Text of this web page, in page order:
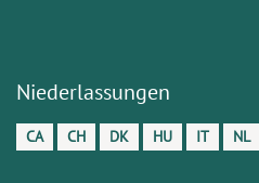
Niederlassungen
CA CH DK HU IT NL